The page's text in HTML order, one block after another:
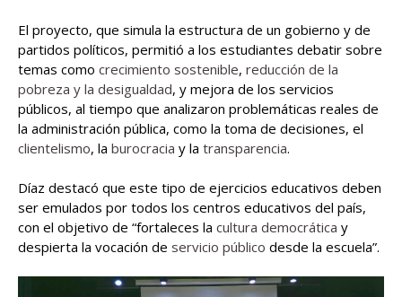
El proyecto, que simula la estructura de un gobierno y de
partidos políticos, permitió a los estudiantes debatir sobre
temas como crecimiento sostenible, reducción de la
pobreza y la desigualdad, y mejora de los servicios
públicos, al tiempo que analizaron problemáticas reales de
la administración pública, como la toma de decisiones, el
clientelismo, la burocracia y la transparencia.
Díaz destacó que este tipo de ejercicios educativos deben
ser emulados por todos los centros educativos del país,
con el objetivo de “fortaleces la cultura democrática y
despierta la vocación de servicio público desde la escuela”.